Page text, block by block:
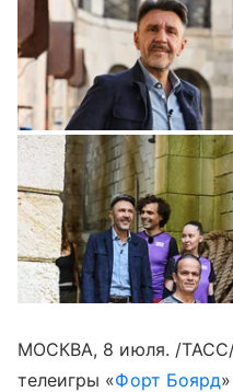
МОСКВА, 8 июля. /
телеигры «Форт Боярд